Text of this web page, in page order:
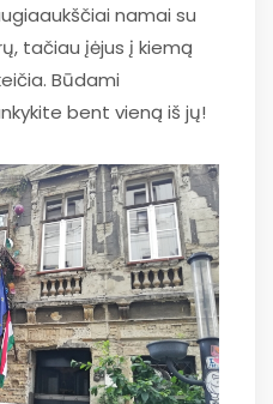
namai su
tačiau įėjus į kiemą
Būdami
bent vieną iš jų!